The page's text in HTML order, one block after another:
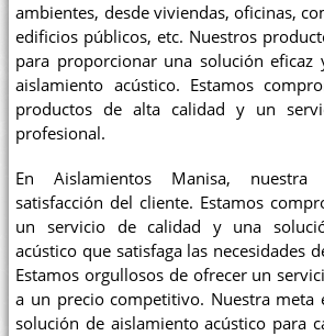
ambientes, desde viviendas, oficinas,
edificios públicos, etc. Nuestros
para proporcionar una solución eficaz
aislamiento acústico. Estamos
productos de alta calidad y un
profesional.
En Aislamientos Manisa,
satisfacción del cliente. Estamos
un servicio de calidad y una
acústico que satisfaga las necesidades
Estamos orgullosos de ofrecer un
a un precio competitivo. Nuestra meta
solución de aislamiento acústico para